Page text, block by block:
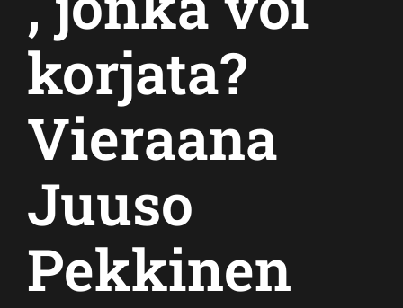
korjata?
Vieraana
Juuso
Pekkinen